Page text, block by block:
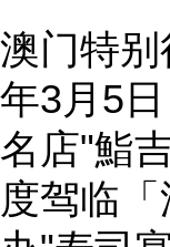
澳门特
年3月5
名店"鮨
度驾临